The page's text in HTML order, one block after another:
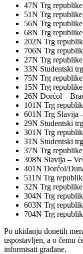
47N Trg
51N Trg
56N Trg
68N Trg
202N Trg
706N Trg
27N Trg
33N Studentski
75N Trg
15N Trg
26N Dorćol –
101N Trg
601N Trg Slavija
29N Studentski
301N Trg
31N Studentski
37N Trg
308N Slavija –
401N Dorćol/
511N Trg
32N Trg
304N Trg
603N Trg
704N Trg
Po ukidanju donetih
uspostavljen, a o čemu
informisati građane.